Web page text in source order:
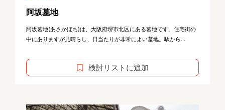
阿坂墓地
阿坂墓地(あさかぼち)は、大阪府堺市北区にある墓地です。住宅街の
中にありますが見晴らし、日当たりが非常によい墓地。駅から...
検討リストに追加